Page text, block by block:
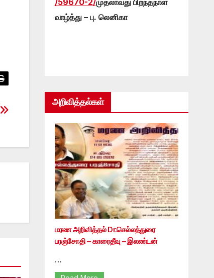
வாழ்த்து – பு. லெனிகா
அறிவித்தல்கள்
மரண அறிவித்தல் Dr.செல்லத்துரை
பரஞ்சோதி – காரைதீவு – இலண்டன்
…